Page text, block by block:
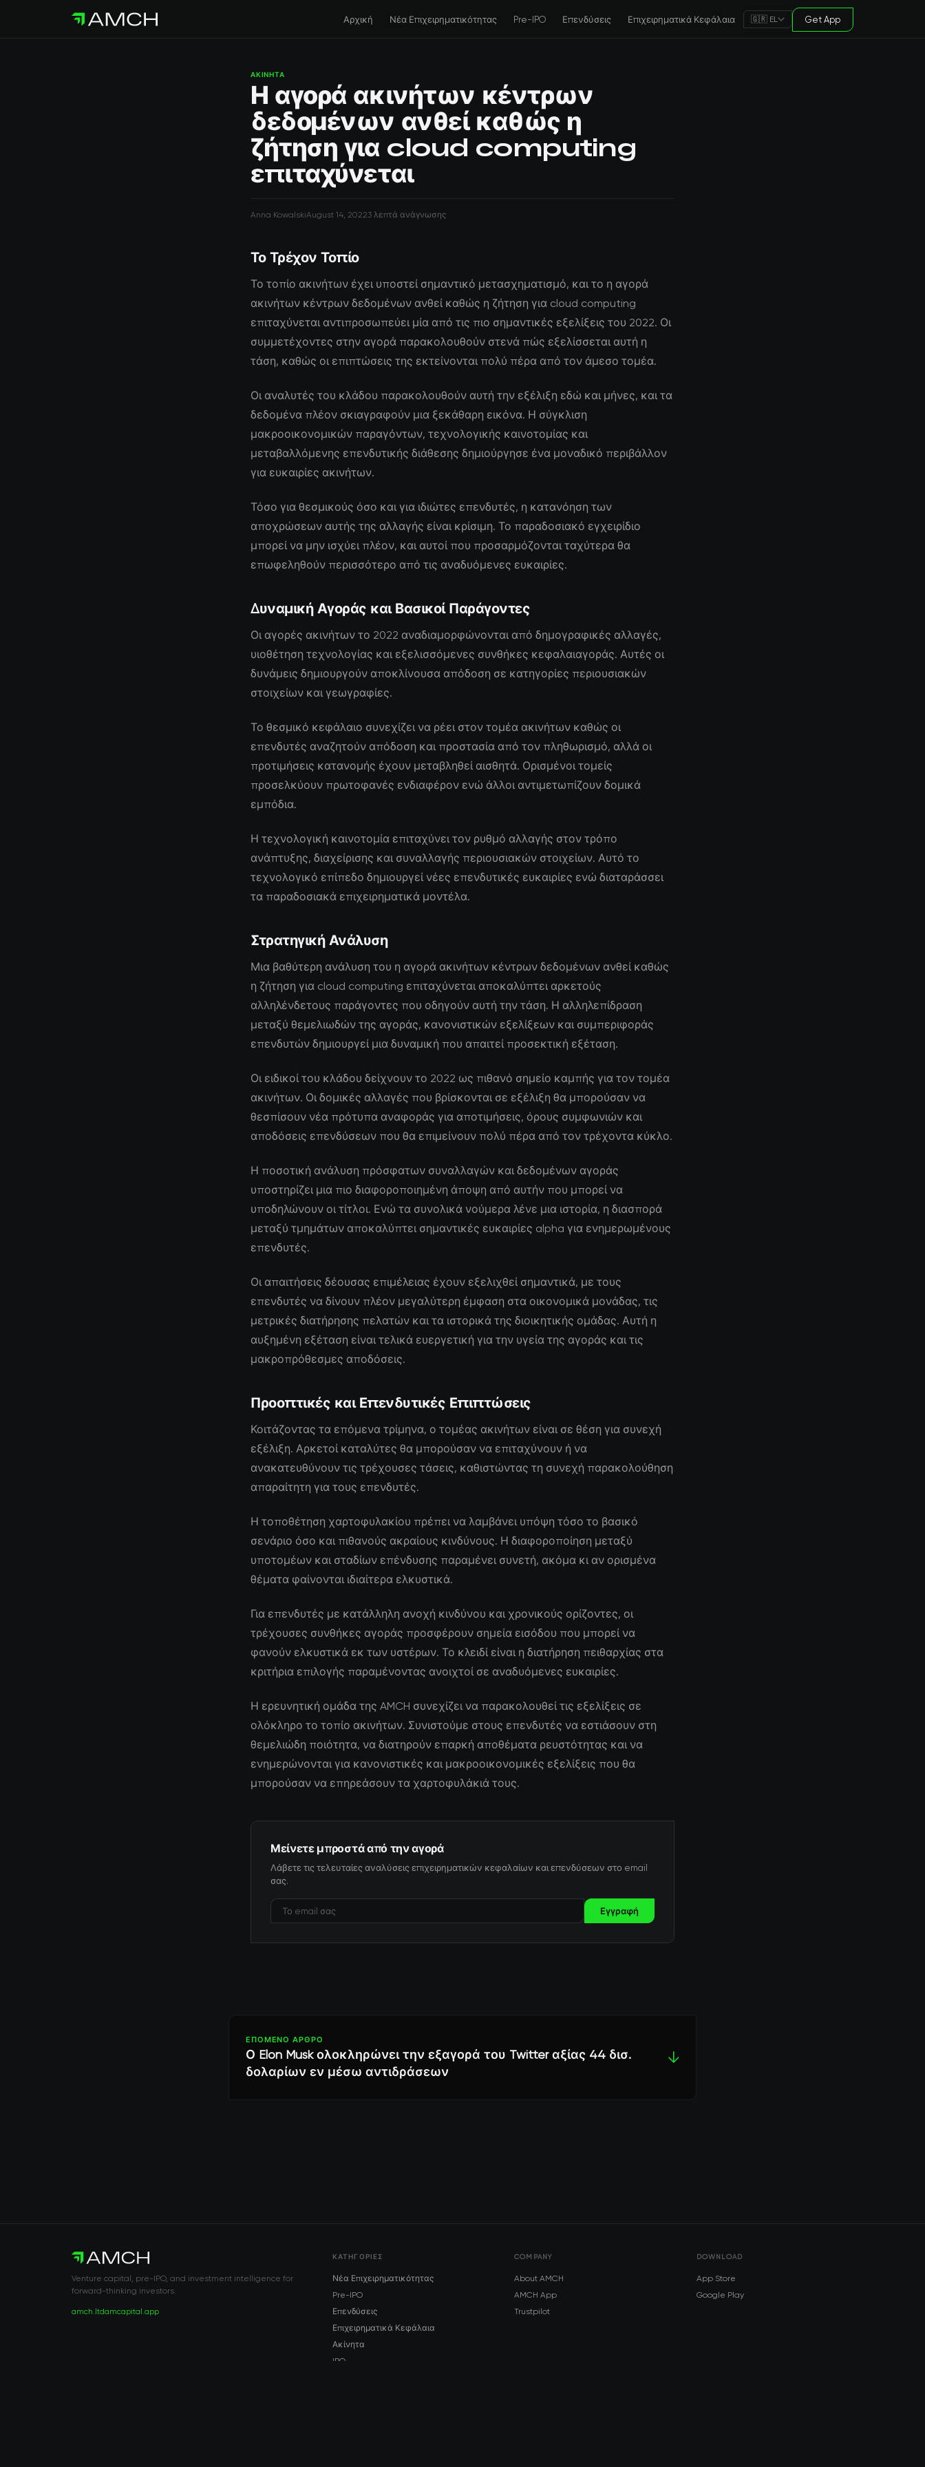
Αρχική Νέα Επιχειρηματικότητας Pre-IPO Επενδύσεις Επιχειρηματικά Κεφάλαια 🇬🇷 EL Get App
ΑΚΊΝΗΤΑ
Η αγορά ακινήτων κέντρων
δεδομένων ανθεί καθώς η
ζήτηση για cloud computing
επιταχύνεται
Anna KowalskiAugust 14, 20223 λεπτά ανάγνωσης
Το Τρέχον Τοπίο
Το τοπίο ακινήτων έχει υποστεί σημαντικό μετασχηματισμό, και το η αγορά
ακινήτων κέντρων δεδομένων ανθεί καθώς η ζήτηση για cloud computing
επιταχύνεται αντιπροσωπεύει μία από τις πιο σημαντικές εξελίξεις του 2022. Οι
συμμετέχοντες στην αγορά παρακολουθούν στενά πώς εξελίσσεται αυτή η
τάση, καθώς οι επιπτώσεις της εκτείνονται πολύ πέρα από τον άμεσο τομέα.
Οι αναλυτές του κλάδου παρακολουθούν αυτή την εξέλιξη εδώ και μήνες, και τα
δεδομένα πλέον σκιαγραφούν μια ξεκάθαρη εικόνα. Η σύγκλιση
μακροοικονομικών παραγόντων, τεχνολογικής καινοτομίας και
μεταβαλλόμενης επενδυτικής διάθεσης δημιούργησε ένα μοναδικό περιβάλλον
για ευκαιρίες ακινήτων.
Τόσο για θεσμικούς όσο και για ιδιώτες επενδυτές, η κατανόηση των
αποχρώσεων αυτής της αλλαγής είναι κρίσιμη. Το παραδοσιακό εγχειρίδιο
μπορεί να μην ισχύει πλέον, και αυτοί που προσαρμόζονται ταχύτερα θα
επωφεληθούν περισσότερο από τις αναδυόμενες ευκαιρίες.
Δυναμική Αγοράς και Βασικοί Παράγοντες
Οι αγορές ακινήτων το 2022 αναδιαμορφώνονται από δημογραφικές αλλαγές,
υιοθέτηση τεχνολογίας και εξελισσόμενες συνθήκες κεφαλαιαγοράς. Αυτές οι
δυνάμεις δημιουργούν αποκλίνουσα απόδοση σε κατηγορίες περιουσιακών
στοιχείων και γεωγραφίες.
Το θεσμικό κεφάλαιο συνεχίζει να ρέει στον τομέα ακινήτων καθώς οι
επενδυτές αναζητούν απόδοση και προστασία από τον πληθωρισμό, αλλά οι
προτιμήσεις κατανομής έχουν μεταβληθεί αισθητά. Ορισμένοι τομείς
προσελκύουν πρωτοφανές ενδιαφέρον ενώ άλλοι αντιμετωπίζουν δομικά
εμπόδια.
Η τεχνολογική καινοτομία επιταχύνει τον ρυθμό αλλαγής στον τρόπο
ανάπτυξης, διαχείρισης και συναλλαγής περιουσιακών στοιχείων. Αυτό το
τεχνολογικό επίπεδο δημιουργεί νέες επενδυτικές ευκαιρίες ενώ διαταράσσει
τα παραδοσιακά επιχειρηματικά μοντέλα.
Στρατηγική Ανάλυση
Μια βαθύτερη ανάλυση του η αγορά ακινήτων κέντρων δεδομένων ανθεί καθώς
η ζήτηση για cloud computing επιταχύνεται αποκαλύπτει αρκετούς
αλληλένδετους παράγοντες που οδηγούν αυτή την τάση. Η αλληλεπίδραση
μεταξύ θεμελιωδών της αγοράς, κανονιστικών εξελίξεων και συμπεριφοράς
επενδυτών δημιουργεί μια δυναμική που απαιτεί προσεκτική εξέταση.
Οι ειδικοί του κλάδου δείχνουν το 2022 ως πιθανό σημείο καμπής για τον τομέα
ακινήτων. Οι δομικές αλλαγές που βρίσκονται σε εξέλιξη θα μπορούσαν να
θεσπίσουν νέα πρότυπα αναφοράς για αποτιμήσεις, όρους συμφωνιών και
αποδόσεις επενδύσεων που θα επιμείνουν πολύ πέρα από τον τρέχοντα κύκλο.
Η ποσοτική ανάλυση πρόσφατων συναλλαγών και δεδομένων αγοράς
υποστηρίζει μια πιο διαφοροποιημένη άποψη από αυτήν που μπορεί να
υποδηλώνουν οι τίτλοι. Ενώ τα συνολικά νούμερα λένε μια ιστορία, η διασπορά
μεταξύ τμημάτων αποκαλύπτει σημαντικές ευκαιρίες alpha για ενημερωμένους
επενδυτές.
Οι απαιτήσεις δέουσας επιμέλειας έχουν εξελιχθεί σημαντικά, με τους
επενδυτές να δίνουν πλέον μεγαλύτερη έμφαση στα οικονομικά μονάδας, τις
μετρικές διατήρησης πελατών και τα ιστορικά της διοικητικής ομάδας. Αυτή η
αυξημένη εξέταση είναι τελικά ευεργετική για την υγεία της αγοράς και τις
μακροπρόθεσμες αποδόσεις.
Προοπτικές και Επενδυτικές Επιπτώσεις
Κοιτάζοντας τα επόμενα τρίμηνα, ο τομέας ακινήτων είναι σε θέση για συνεχή
εξέλιξη. Αρκετοί καταλύτες θα μπορούσαν να επιταχύνουν ή να
ανακατευθύνουν τις τρέχουσες τάσεις, καθιστώντας τη συνεχή παρακολούθηση
απαραίτητη για τους επενδυτές.
Η τοποθέτηση χαρτοφυλακίου πρέπει να λαμβάνει υπόψη τόσο το βασικό
σενάριο όσο και πιθανούς ακραίους κινδύνους. Η διαφοροποίηση μεταξύ
υποτομέων και σταδίων επένδυσης παραμένει συνετή, ακόμα κι αν ορισμένα
θέματα φαίνονται ιδιαίτερα ελκυστικά.
Για επενδυτές με κατάλληλη ανοχή κινδύνου και χρονικούς ορίζοντες, οι
τρέχουσες συνθήκες αγοράς προσφέρουν σημεία εισόδου που μπορεί να
φανούν ελκυστικά εκ των υστέρων. Το κλειδί είναι η διατήρηση πειθαρχίας στα
κριτήρια επιλογής παραμένοντας ανοιχτοί σε αναδυόμενες ευκαιρίες.
Η ερευνητική ομάδα της AMCH συνεχίζει να παρακολουθεί τις εξελίξεις σε
ολόκληρο το τοπίο ακινήτων. Συνιστούμε στους επενδυτές να εστιάσουν στη
θεμελιώδη ποιότητα, να διατηρούν επαρκή αποθέματα ρευστότητας και να
ενημερώνονται για κανονιστικές και μακροοικονομικές εξελίξεις που θα
μπορούσαν να επηρεάσουν τα χαρτοφυλάκιά τους.
Μείνετε μπροστά από την αγορά
Λάβετε τις τελευταίες αναλύσεις επιχειρηματικών κεφαλαίων και επενδύσεων στο email
σας.
Εγγραφή
ΕΠΌΜΕΝΟ ΆΡΘΡΟ
Ο Elon Musk ολοκληρώνει την εξαγορά του Twitter αξίας 44 δισ.
δολαρίων εν μέσω αντιδράσεων
↓
Venture capital, pre-IPO, and investment intelligence for
forward-thinking investors.
amch.ltdamcapital.app
ΚΑΤΗΓΟΡΊΕΣ
Νέα Επιχειρηματικότητας
Pre-IPO
Επενδύσεις
Επιχειρηματικά Κεφάλαια
Ακίνητα
IPO
COMPANY
About AMCH
AMCH App
Trustpilot
DOWNLOAD
App Store
Google Play